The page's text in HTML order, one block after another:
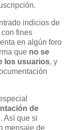
indicios de
fines
en algún foro
que no se
los usuarios, y
de
Así que si
mensaje de